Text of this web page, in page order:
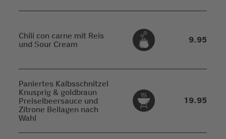
Chili con carne mit Reis
und Sour Cream
9.95
Paniertes Kalbsschnitzel
Knusprig & goldbraun
Preiselbeersauce und
Zitrone Beilagen nach
Wahl
19.95